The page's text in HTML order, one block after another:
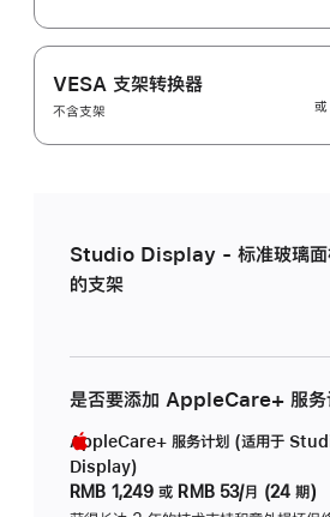
VESA 支架转换器
不含支架
Studio Display - 标准玻璃面
的支架
是否要添加 AppleCare+ 服务
AppleCare+ 服务计划 (适用于
Display)
RMB 1,249 或 RMB 53/月 (24 期)